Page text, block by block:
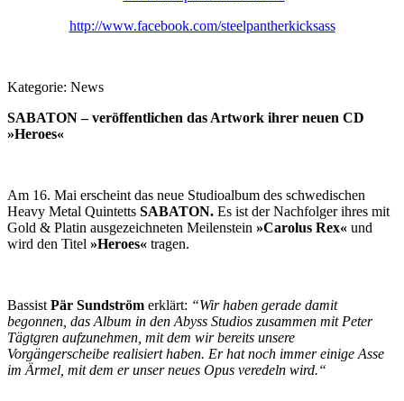
http://www.facebook.com/steelpantherkicksass
Kategorie: News
SABATON – veröffentlichen das Artwork ihrer neuen CD
»Heroes«
Am 16. Mai erscheint das neue Studioalbum des schwedischen
Heavy Metal Quintetts SABATON. Es ist der Nachfolger ihres mit
Gold & Platin ausgezeichneten Meilenstein »Carolus Rex« und
wird den Titel »Heroes« tragen.
Bassist Pär Sundström erklärt: “Wir haben gerade damit
begonnen, das Album in den Abyss Studios zusammen mit Peter
Tägtgren aufzunehmen, mit dem wir bereits unsere
Vorgängerscheibe realisiert haben. Er hat noch immer einige Asse
im Ärmel, mit dem er unser neues Opus veredeln wird.“